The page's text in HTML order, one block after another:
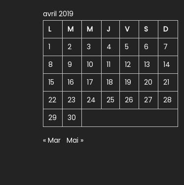
avril 2019
L
M M J V S
D
1
2 3 4 5 6
7
8
9 10 11 12 13
14
15
16 17 18 19 20
21
22
23 24 25 26 27
28
29
30
« Mar Mai »